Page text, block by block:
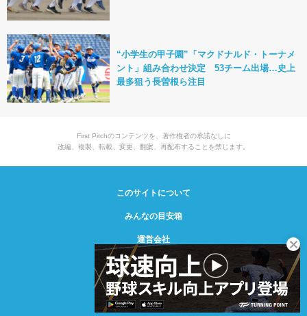
“小学生の甲子園”「マクドナルド・トーナメ
ント」組み合わせ決定 53チーム出場…史上
最多狙う長曽根ら注目
First Pitchのコンテンツを、著作権者の承諾なしに
改編、複製、転載、変更、翻案、再配布することを禁じます。
© Creative2 2021-
このサイトについて
みんなの目安箱
運営会社